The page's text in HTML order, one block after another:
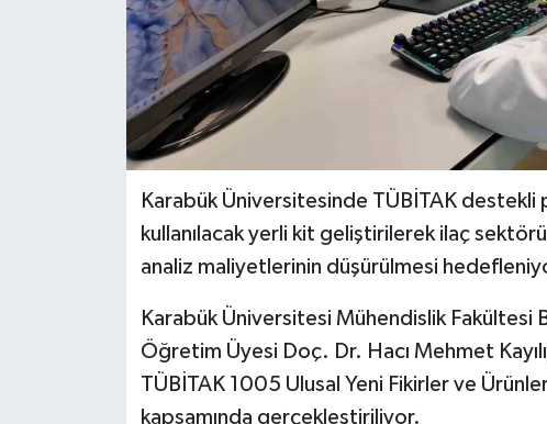
Karabük Üniversitesinde TÜBİTAK destekli
kullanılacak yerli kit geliştirilerek ilaç
analiz maliyetlerinin düşürülmesi
Karabük Üniversitesi Mühendislik Fakültesi
Öğretim Üyesi Doç. Dr. Hacı Mehmet
TÜBİTAK 1005 Ulusal Yeni Fikirler ve
kapsamında gerçekleştiriliyor.